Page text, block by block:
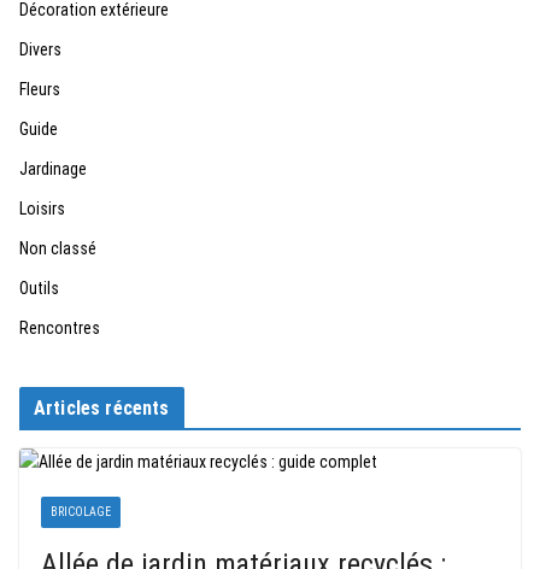
Décoration extérieure
Divers
Fleurs
Guide
Jardinage
Loisirs
Non classé
Outils
Rencontres
Articles récents
BRICOLAGE